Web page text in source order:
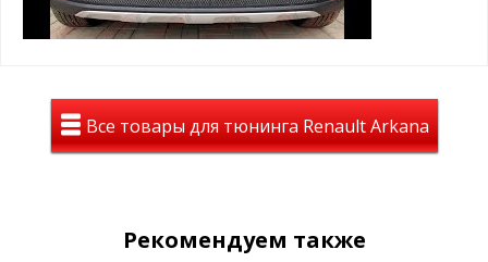
грязевых мас, реагентов и т.д.
помогает сохранить тепло в моторном отсеке
простая САМОСТОЯТЕЛЬНАЯ установка, крепится
Пример установки зимнего пакета:
Все товары для тюнинга Renault Arkana
Рекомендуем также